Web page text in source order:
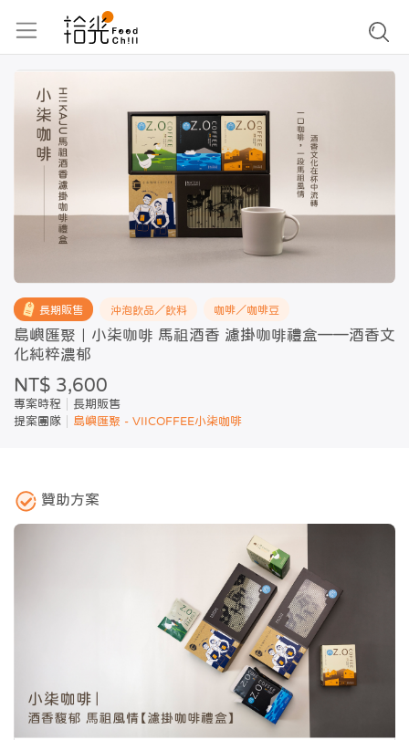
長期販售 沖泡飲品／飲料 咖啡／咖啡豆
島嶼匯聚｜小柒咖啡 馬祖酒香 濾掛咖啡禮盒——酒香文
化純粹濃郁
NT$ 3,600
專案時程
長期販售
提案團隊
島嶼匯聚 - VIICOFFEE小柒咖啡
贊助方案